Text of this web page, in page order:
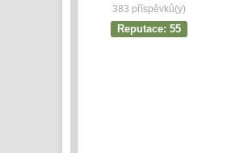
383 příspěvků(y)
Reputace: 55